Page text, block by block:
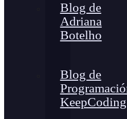
Blog de
Adriana
Botelho
Blog de
KeepCoding